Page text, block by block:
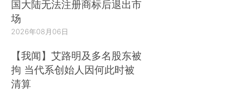
国大陆无法注册商标后退出市
场
2026年08月06日
【我闻】艾路明及多名股东被
拘 当代系创始人因何此时被
清算